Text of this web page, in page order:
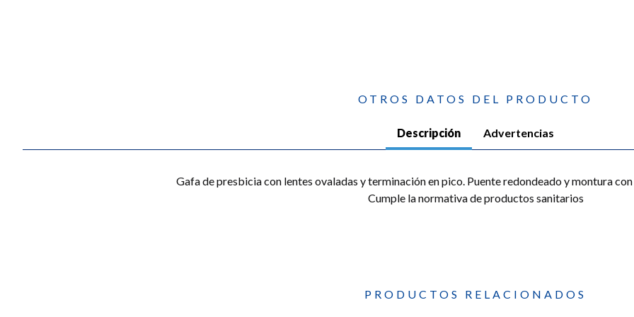
OTROS DATOS DEL PRODUCTO
Descripción Advertencias
Gafa de presbicia con lentes ovaladas y terminación en pico. Puente redondeado y montura
Cumple la normativa de productos sanitarios
PRODUCTOS RELACIONADOS